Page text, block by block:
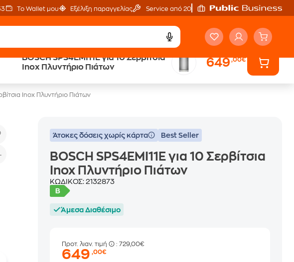
Το Wallet μου Εξέλιξη παραγγελίας Service από 20'
BOSCH SPS4EMI11E για 10 Σερβίτσια
Inox Πλυντήριο Πιάτων
649,00€
Άτοκες Δόσεις Public επιστροφή €
Inox Πλυντήριο Πιάτων
Άτοκες δόσεις χωρίς κάρτα Best Seller
BOSCH SPS4EMI11E για 10 Σερβίτσια
Inox Πλυντήριο Πιάτων
ΚΩΔΙΚΟΣ:2132873
Άμεσα Διαθέσιμο
Προτ. λιαν. τιμή : 729,00€
649,00€